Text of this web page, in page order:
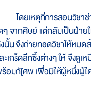
โดยเหตุที่การสอนวิชาช่า
ๆ จากศิษย์ แต่กลับเป็นฝ่า
นั้น จึงถ่ายทอดวิชาให้หมด
ะเกร็ดลึกซึ้งต่างๆ ให้ จึงดู
อมกั[ศพ เพื่อมิให้ผู้หนึ่งผู้ใ